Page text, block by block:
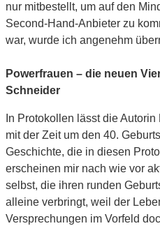
nur mitbestellt, um auf den
Second-Hand-Anbieter zu
war, wurde ich angenehm
Powerfrauen – die neuen
Schneider
In Protokollen lässt die
mit der Zeit um den 40.
Geschichte, die in diesen
erscheinen mir nach wie vor
selbst, die ihren runden
alleine verbringt, weil der
Versprechungen im Vorfeld